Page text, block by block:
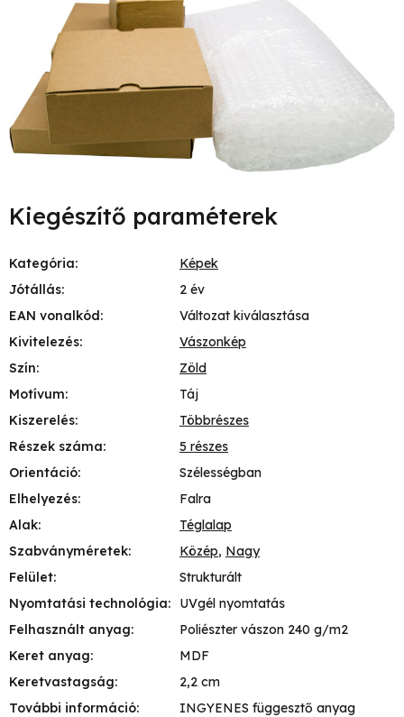
Kiegészítő paraméterek
Kategória:
Képek
Jótállás:
2 év
EAN vonalkód:
Változat kiválasztása
Kivitelezés:
Vászonkép
Szín:
Zöld
Motívum:
Táj
Kiszerelés:
Többrészes
Részek száma:
5 részes
Orientáció:
Szélességban
Elhelyezés:
Falra
Alak:
Téglalap
Szabványméretek: Közép, Nagy
Felület:
Strukturált
Nyomtatási technológia:
UVgél nyomtatás
Felhasznált anyag:
Poliészter vászon 240 g/m2
Keret anyag:
MDF
Keretvastagság:
2,2 cm
További információ: INGYENES függesztő anyag